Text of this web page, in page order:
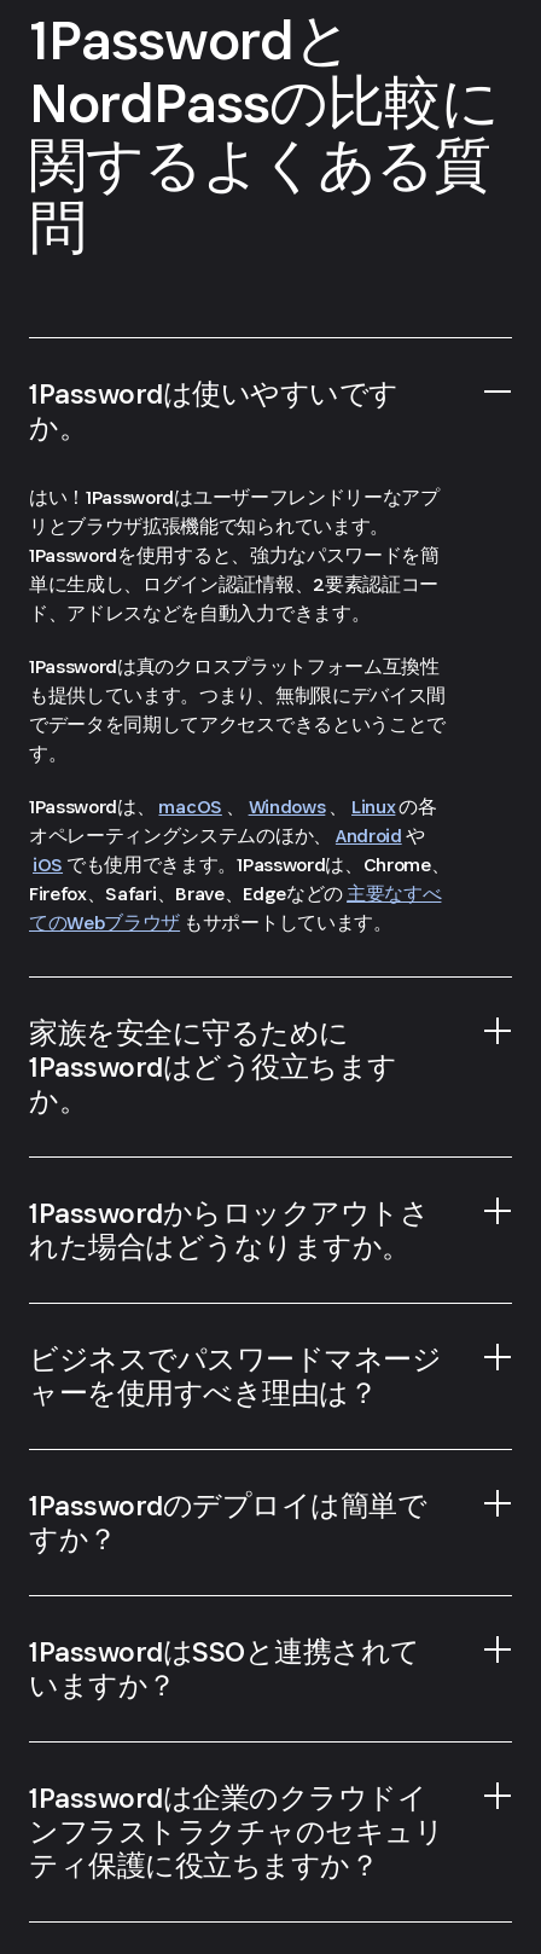
1Passwordと
NordPassの比較に
関するよくある質
問
1Passwordは使いやすいです
か。
はい！1Passwordはユーザーフレンドリーなアプ
リとブラウザ拡張機能で知られています。
1Passwordを使用すると、強力なパスワードを簡
単に生成し、ログイン認証情報、2要素認証コー
ド、アドレスなどを自動入力できます。
1Passwordは真のクロスプラットフォーム互換性
も提供しています。つまり、無制限にデバイス間
でデータを同期してアクセスできるということで
す。
1Passwordは、 macOS 、 Windows 、 Linuxの各
オペレーティングシステムのほか、
Androidや
iOS でも使用できます。1Passwordは、Chrome、
Firefox、Safari、Brave、Edgeなどの主要なすべ
てのWebブラウザ もサポートしています。
家族を安全に守るために
1Passwordはどう役立ちます
か。
1Passwordからロックアウトさ
れた場合はどうなりますか。
Emergency Kit
復元コード
ビジネスでパスワードマネージ
ャーを使用すべき理由は？
1Passwordのデプロイは簡単で
すか？
一般的な管理業務を自動化
1PasswordはSSOと連携されて
いますか？
1Passwordは企業のクラウドイ
ンフラストラクチャのセキュリ
ティ保護に役立ちますか？